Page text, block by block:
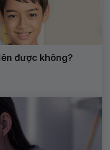
được không?